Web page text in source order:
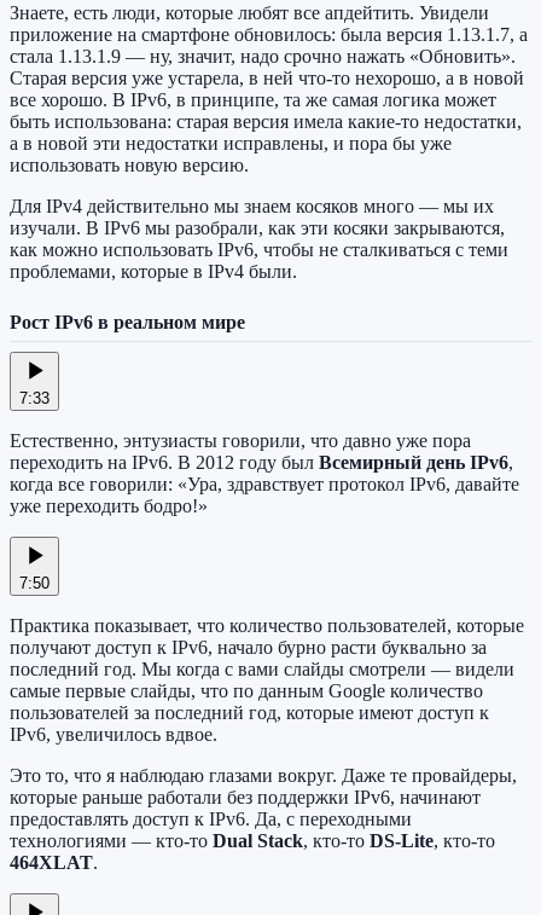
Знаете, есть люди, которые любят все апдейтить. Увидели
приложение на смартфоне обновилось: была версия 1.13.1.7, а
стала 1.13.1.9 — ну, значит, надо срочно нажать «Обновить».
Старая версия уже устарела, в ней что-то нехорошо, а в новой
все хорошо. В IPv6, в принципе, та же самая логика может
быть использована: старая версия имела какие-то недостатки,
а в новой эти недостатки исправлены, и пора бы уже
использовать новую версию.
Для IPv4 действительно мы знаем косяков много — мы их
изучали. В IPv6 мы разобрали, как эти косяки закрываются,
как можно использовать IPv6, чтобы не сталкиваться с теми
проблемами, которые в IPv4 были.
Рост IPv6 в реальном мире
7:33
Естественно, энтузиасты говорили, что давно уже пора
переходить на IPv6. В 2012 году был Всемирный день IPv6,
когда все говорили: «Ура, здравствует протокол IPv6, давайте
уже переходить бодро!»
7:50
Практика показывает, что количество пользователей, которые
получают доступ к IPv6, начало бурно расти буквально за
последний год. Мы когда с вами слайды смотрели — видели
самые первые слайды, что по данным Google количество
пользователей за последний год, которые имеют доступ к
IPv6, увеличилось вдвое.
Это то, что я наблюдаю глазами вокруг. Даже те провайдеры,
которые раньше работали без поддержки IPv6, начинают
предоставлять доступ к IPv6. Да, с переходными
технологиями — кто-то Dual Stack, кто-то DS-Lite, кто-то
464XLAT.